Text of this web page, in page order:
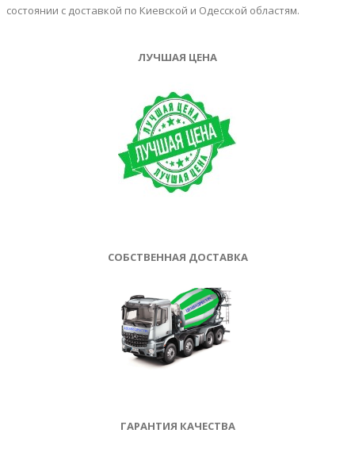
состоянии с доставкой по Киевской и Одесской областям.
ЛУЧШАЯ ЦЕНА
СОБСТВЕННАЯ ДОСТАВКА
ГАРАНТИЯ КАЧЕСТВА